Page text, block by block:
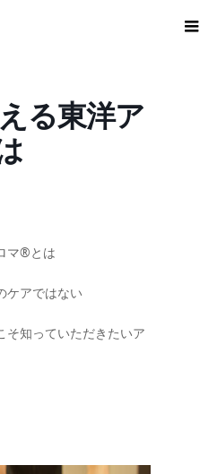
る東洋ア
マ®とは
ケアではない
そ知っていただきたいア